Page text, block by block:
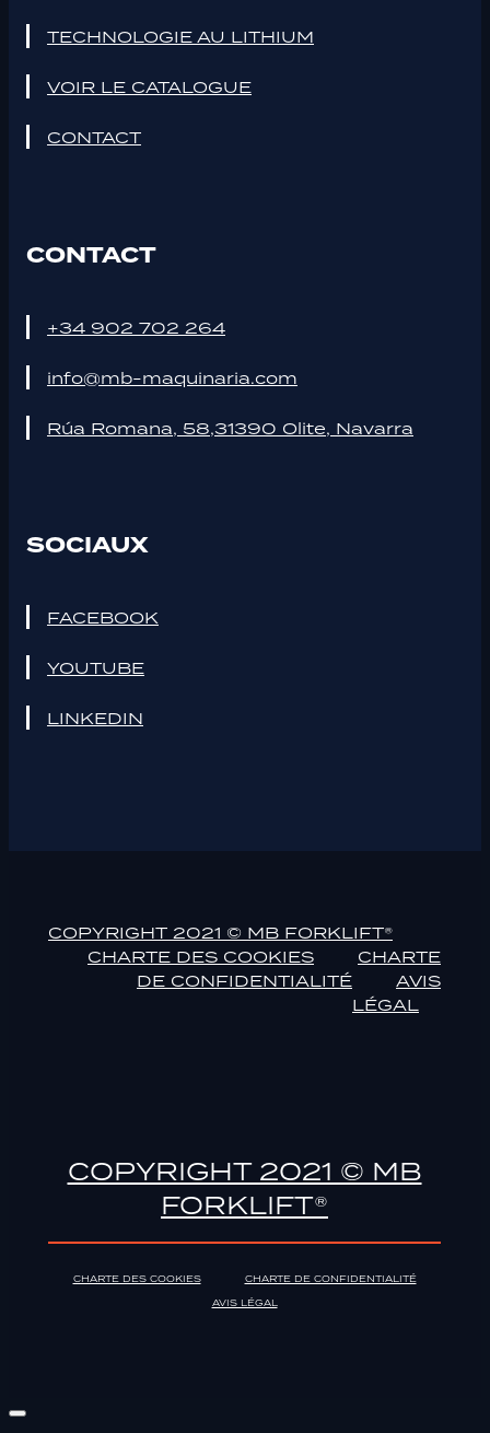
TECHNOLOGIE AU LITHIUM
VOIR LE CATALOGUE
CONTACT
CONTACT
+34 902 702 264
info@mb-maquinaria.com
Rúa Romana, 58,31390 Olite, Navarra
SOCIAUX
FACEBOOK
YOUTUBE
LINKEDIN
COPYRIGHT 2021 © MB FORKLIFT®
CHARTE DES COOKIES
CHARTE
DE CONFIDENTIALITÉ
AVIS
LÉGAL
COPYRIGHT 2021 © MB
FORKLIFT®
CHARTE DES COOKIES
CHARTE DE CONFIDENTIALITÉ
AVIS LÉGAL